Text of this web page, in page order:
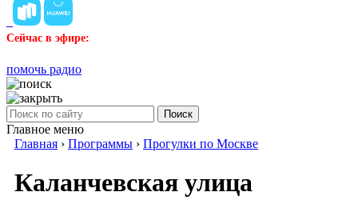
Сейчас в эфире:
помочь радио
Поиск
Главное меню
Главная › Программы › Прогулки по Москве
Каланчевская улица